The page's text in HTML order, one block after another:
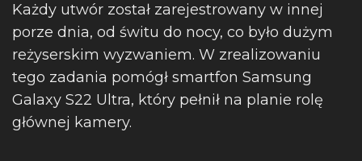
Każdy utwór został zarejestrowany w innej
porze dnia, od świtu do nocy, co było dużym
reżyserskim wyzwaniem. W zrealizowaniu
tego zadania pomógł smartfon Samsung
Galaxy S22 Ultra, który pełnił na planie rolę
głównej kamery.